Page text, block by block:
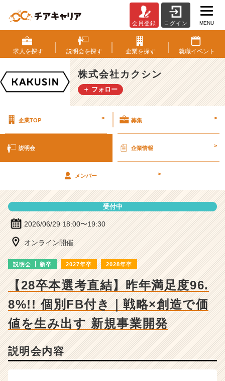
式
会
社
カ
ク
シ
明
細
|
ー・
企
業
か
ら
ス
カ
ウ
会員登録 ログイン MENU
求人を探す 説明会を探す 企業を探す 就職イベント
株式会社カクシン
＋ フォロー
企業TOP > 募集 >
説明会 企業情報 >
メンバー >
受付中
2026/06/29 18:00〜19:30
オンライン開催
説明会 新卒 2027年卒 2028年卒
【28卒本選考直結】昨年満足度96.
8%!! 個別FB付き｜戦略×創造で価
値を生み出す 新規事業開発
説明会内容